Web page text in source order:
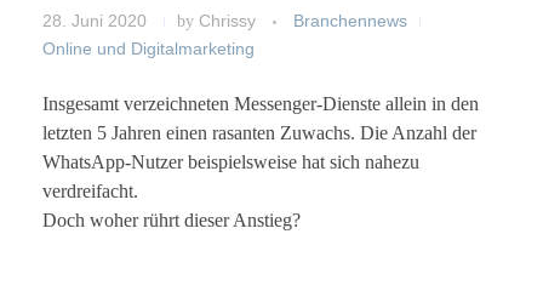
28. Juni 2020 by Chrissy
Branchennews
Online und Digitalmarketing
Insgesamt verzeichneten Messenger-Dienste allein in den
letzten 5 Jahren einen rasanten Zuwachs. Die Anzahl der
WhatsApp-Nutzer beispielsweise hat sich nahezu
verdreifacht.
Doch woher rührt dieser Anstieg?